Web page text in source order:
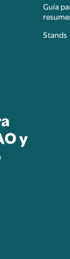
Guía
Stands
y